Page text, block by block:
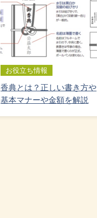
お役立ち情報
香典とは？正しい書き方や
基本マナーや金額を解説